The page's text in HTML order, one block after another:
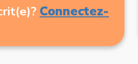
Connectez-